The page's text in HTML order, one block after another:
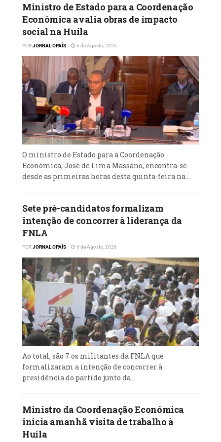
quando envolvem matérias sensíveis como
a representação política nos órgãos
eleitorais. “As decisões dos juízes do Tribunal
Constitucional têm de ser fundamentadas.
A lei exige isso. O que o Tribunal está agora
obrigado a fazer é rever a decisão à luz dos
argumentos que apresentámos em sede do
recurso de apelação”, reforçou. Para Faustino
Mumbika, o Recurso de Apelação é um
instrumento legítimo e constitucional, que
visa exactamente forçar a reavaliação de
decisões judiciais consideradas injustas.
“Nós recorremos com base na Constituição e
na lei.
Ministro de Estado para a Coordenação
Económica avalia obras de impacto
social na Huíla
PORJORNAL OPAÍS 6 de Agosto, 2026
O ministro de Estado para a Coordenação
Económica, José de Lima Massano, encontra-se
desde as primeiras horas desta quinta-feira na...
Sete pré-candidatos formalizam
intenção de concorrer à liderança da
FNLA
PORJORNAL OPAÍS 6 de Agosto, 2026
Ao total, são 7 os militantes da FNLA que
formalizaram a intenção de concorrer à
presidência do partido junto da...
Ministro da Coordenação Económica
inicia amanhã visita de trabalho à
Huíla